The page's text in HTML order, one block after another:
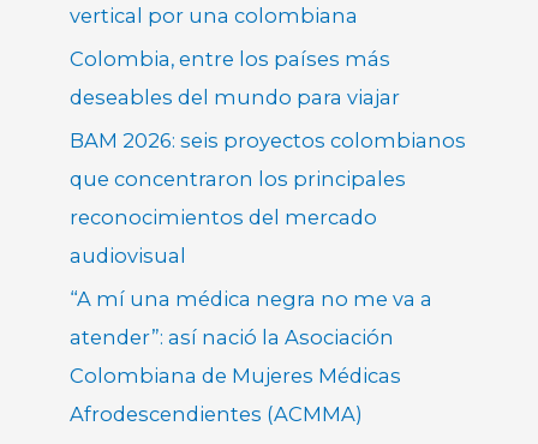
vertical por una colombiana
Colombia, entre los países más
deseables del mundo para viajar
BAM 2026: seis proyectos colombianos
que concentraron los principales
reconocimientos del mercado
audiovisual
“A mí una médica negra no me va a
atender”: así nació la Asociación
Colombiana de Mujeres Médicas
Afrodescendientes (ACMMA)